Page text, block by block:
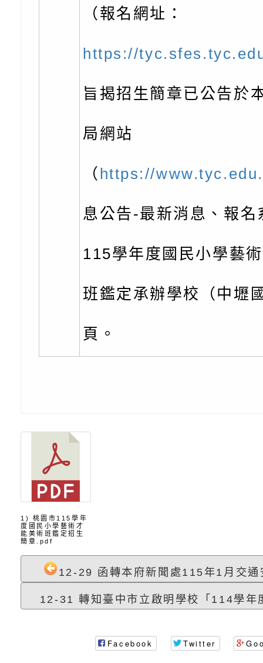
「櫻桃小丸子原作
展」
檢送桃園市政府LED
字稿及LCD託播影（
轉知國立臺灣師範大
知能研習」
函轉國立臺灣師範大
「115學年度身心障
知能研習」
有關桃園市八德區大
學辦理「音樂班第
檢送桃園市政府家庭
子的人際必修課」、
代的親職教養」海報
實體座談會」海報
函轉臺北市勞動力重
委託辦理「2026臺
摩據點視覺設計競賽
檢送桃園市政府LED
字稿
函轉教育部訂於115
立臺灣科學教育館（
導及系列座談活動」
術才能音樂班鑑定二
函轉本府新聞處115
逆境少年家庭支持服
員專業輔導及效能精
北、中、南共3場次
訓練
轉知社團法人中華民
礙聯盟辦理「2026
少意見交流大會」簡
台灣遊戲治療學會
月至8月舉辦「空間
多元文化遊戲室之規
造」、「阿德勒心理
學諮商輔導的應用」
不只是遊戲 - 兒童遊
門工作坊 （中部場
檢送行政院新聞傳播
月份公共服務政策溝
訊
桃園市龜山區大坑國
理114學年度整合性
育講座「爸媽不暴走
成長」
台灣遊戲治療學會
日舉辦「空間的療癒
文化遊戲室之規畫與
檢送衛生福利部「政
材應注意之可及性格
有關本市桃園區中埔
「桃園市115年度兒
有關國立羅東高級中
（報名網址：
https://
旨揭招生簡章已公告於
局網站
（ https://
息公告-最新消息、報名
115學年度國民小學藝
班鑑定承辦學校（中壢
頁。
1) 桃園市115學年
度國民小學藝術才
能美術班鑑定招生
簡章.pdf
12-29 函轉本府新聞處115年1月交
12-31 轉知臺中市立啟明學校「114學年
Facebook Twitter